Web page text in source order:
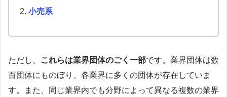
小売系
ただし、 これらは業界団体のごく一部です。業界団体は数
百団体にものぼり、各業界に多くの団体が存在していま
す。また、同じ業界内でも分野によって異なる複数の業界